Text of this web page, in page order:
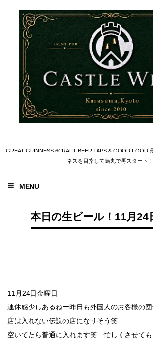
GREAT GUINNESS 6CRAFT BEER TAPS & GOOD FOOD
ネスを目指して烏丸で再スタート！
MENU
本日の生ビール！11月24
11月24日金曜日
連休感少しあるねー昨日も外国人のお客様の
店は入れない伝説の店になりそう笑
空いてたら普通に入れます笑 忙しくさせても